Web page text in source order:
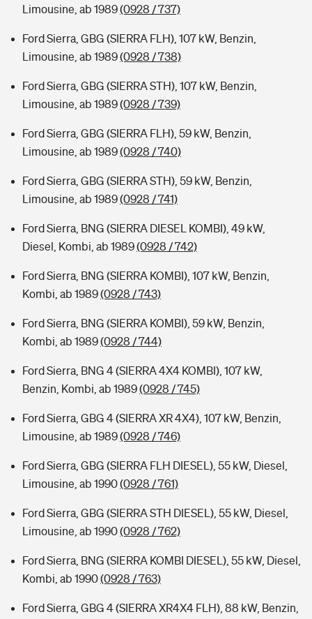
Limousine, ab 1989(0928 / 737)
Ford Sierra, GBG (SIERRA FLH), 107 kW, Benzin,
Limousine, ab 1989(0928 / 738)
Ford Sierra, GBG (SIERRA STH), 107 kW, Benzin,
Limousine, ab 1989(0928 / 739)
Ford Sierra, GBG (SIERRA FLH), 59 kW, Benzin,
Limousine, ab 1989(0928 / 740)
Ford Sierra, GBG (SIERRA STH), 59 kW, Benzin,
Limousine, ab 1989(0928 / 741)
Ford Sierra, BNG (SIERRA DIESEL KOMBI), 49 kW,
Diesel, Kombi, ab 1989(0928 / 742)
Ford Sierra, BNG (SIERRA KOMBI), 107 kW, Benzin,
Kombi, ab 1989(0928 / 743)
Ford Sierra, BNG (SIERRA KOMBI), 59 kW, Benzin,
Kombi, ab 1989(0928 / 744)
Ford Sierra, BNG 4 (SIERRA 4X4 KOMBI), 107 kW,
Benzin, Kombi, ab 1989(0928 / 745)
Ford Sierra, GBG 4 (SIERRA XR 4X4), 107 kW, Benzin,
Limousine, ab 1989(0928 / 746)
Ford Sierra, GBG (SIERRA FLH DIESEL), 55 kW, Diesel,
Limousine, ab 1990(0928 / 761)
Ford Sierra, GBG (SIERRA STH DIESEL), 55 kW, Diesel,
Limousine, ab 1990(0928 / 762)
Ford Sierra, BNG (SIERRA KOMBI DIESEL), 55 kW, Diesel,
Kombi, ab 1990(0928 / 763)
Ford Sierra, GBG 4 (SIERRA XR4X4 FLH), 88 kW, Benzin,